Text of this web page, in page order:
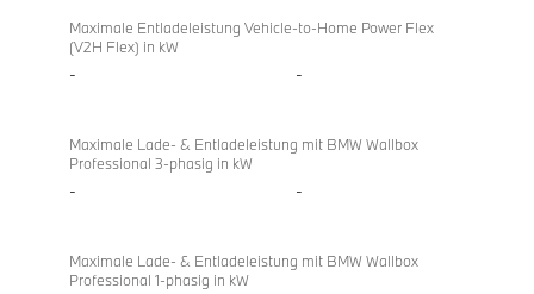
Maximale Entladeleistung Vehicle-to-Home Power Flex
(V2H Flex) in kW
- -
Maximale Lade- & Entladeleistung mit BMW Wallbox
Professional 3-phasig in kW
- -
Maximale Lade- & Entladeleistung mit BMW Wallbox
Professional 1-phasig in kW